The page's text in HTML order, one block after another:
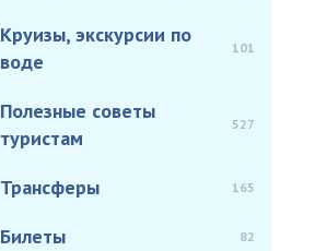
Круизы, экскурсии по
воде
101
Полезные советы
туристам
527
Трансферы 165
Билеты 82